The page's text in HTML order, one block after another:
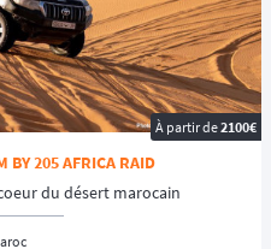
à moto et découvrez la richesse
The Greek Odyssey, des montagnes
Ridevous promet une aventure
Des dunes à perte de vue, des
vous attendent.
est un raid mythique qui
jusqu'àDakaravec plus de 4500
les plus téméraires.
reculés, loin des axes touristiques
À partir de2100€
BY 205 AFRICA RAID
du désert marocain